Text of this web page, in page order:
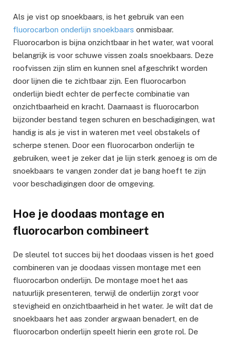
Als je vist op snoekbaars, is het gebruik van een
fluorocarbon onderlijn snoekbaars onmisbaar.
Fluorocarbon is bijna onzichtbaar in het water, wat vooral
belangrijk is voor schuwe vissen zoals snoekbaars. Deze
roofvissen zijn slim en kunnen snel afgeschrikt worden
door lijnen die te zichtbaar zijn. Een fluorocarbon
onderlijn biedt echter de perfecte combinatie van
onzichtbaarheid en kracht. Daarnaast is fluorocarbon
bijzonder bestand tegen schuren en beschadigingen, wat
handig is als je vist in wateren met veel obstakels of
scherpe stenen. Door een fluorocarbon onderlijn te
gebruiken, weet je zeker dat je lijn sterk genoeg is om de
snoekbaars te vangen zonder dat je bang hoeft te zijn
voor beschadigingen door de omgeving.
Hoe je doodaas montage en
fluorocarbon combineert
De sleutel tot succes bij het doodaas vissen is het goed
combineren van je doodaas vissen montage met een
fluorocarbon onderlijn. De montage moet het aas
natuurlijk presenteren, terwijl de onderlijn zorgt voor
stevigheid en onzichtbaarheid in het water. Je wilt dat de
snoekbaars het aas zonder argwaan benadert, en de
fluorocarbon onderlijn speelt hierin een grote rol. De